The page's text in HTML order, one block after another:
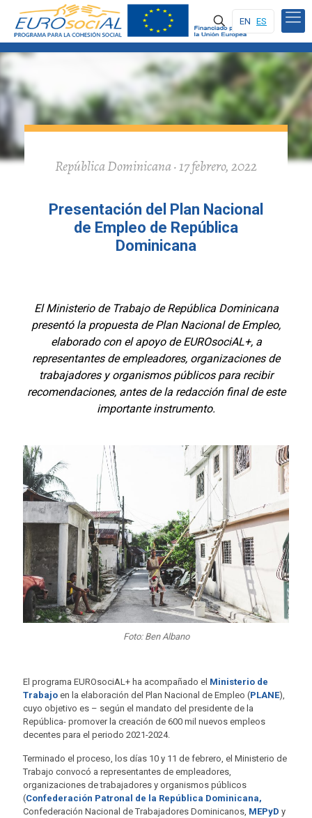
EN ES
República Dominicana · 17 febrero, 2022
Presentación del Plan Nacional
de Empleo de República
Dominicana
El Ministerio de Trabajo de República Dominicana
presentó la propuesta de Plan Nacional de Empleo,
elaborado con el apoyo de EUROsociAL+, a
representantes de empleadores, organizaciones de
trabajadores y organismos públicos para recibir
recomendaciones, antes de la redacción final de este
importante instrumento.
Foto: Ben Albano
El programa EUROsociAL+ ha acompañado el Ministerio de
Trabajo en la elaboración del Plan Nacional de Empleo (PLANE),
cuyo objetivo es – según el mandato del presidente de la
República- promover la creación de 600 mil nuevos empleos
decentes para el periodo 2021-2024.
Terminado el proceso, los días 10 y 11 de febrero, el Ministerio de
Trabajo convocó a representantes de empleadores,
organizaciones de trabajadores y organismos públicos
(Confederación Patronal de la República Dominicana,
Confederación Nacional de Trabajadores Dominicanos, MEPyD y